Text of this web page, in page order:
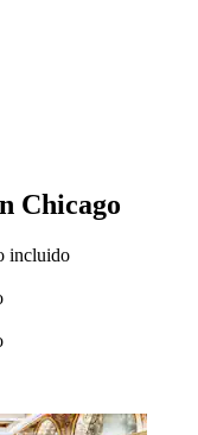
Chicago
incluido